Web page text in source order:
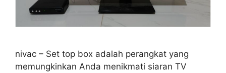
nivac – Set top box adalah perangkat yang
memungkinkan Anda menikmati siaran TV